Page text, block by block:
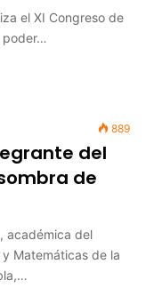
el XI Congreso de
poder…
889
del
de
académica del
Matemáticas de la